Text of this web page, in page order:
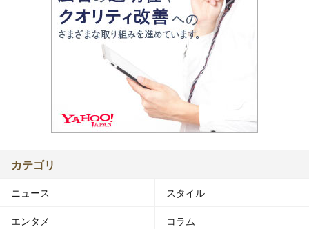
カテゴリ
ニュース スタイル
エンタメ コラム